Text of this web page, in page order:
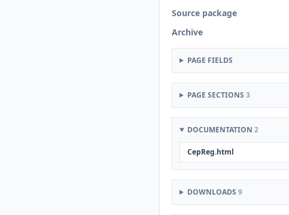
Source package
Archive
PAGE FIELDS
PAGE SECTIONS 3
DOCUMENTATION 2
CepReg.html
DOWNLOADS 9